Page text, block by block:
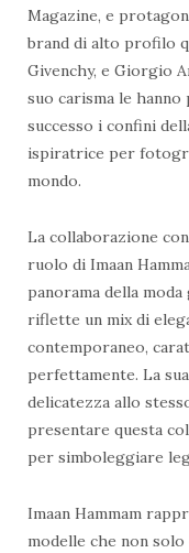
Magazine, e
brand di alto profilo
Givenchy, e Giorgio
suo carisma le
successo i confini
ispiratrice per
mondo.
La collaborazione
ruolo di Imaan
panorama della moda
riflette un mix di
contemporaneo,
perfettamente. La
delicatezza allo
presentare questa
per simboleggiare
Imaan Hammam
modelle che non solo